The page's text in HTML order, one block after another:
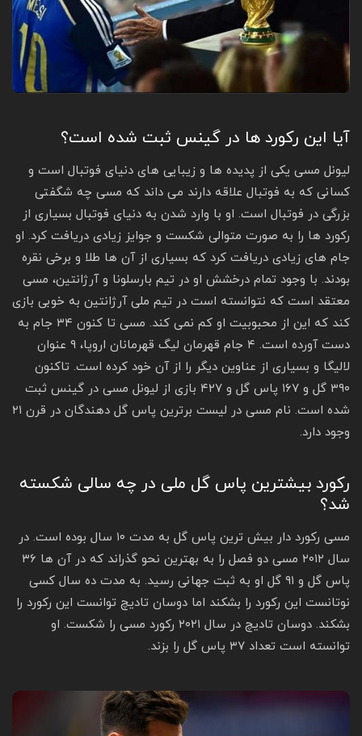
آیا این رکورد ها در گینس ثبت شده است؟
لیونل مسی یکی از پدیده ها و زیبایی های دنیای فوتبال است و
کسانی که به فوتبال علاقه دارند می داند که مسی چه شگفتی
بزرگی در فوتبال است. او با وارد شدن به دنیای فوتبال بسیاری از
رکورد ها را به صورت متوالی شکست و جوایز زیادی دریافت کرد. او
جام های زیادی دریافت کرد که بسیاری از آن ها طلا و برخی نقره
بودند. با وجود تمام درخشش او در تیم بارسلونا و آرژانتین، مسی
معتقد است که نتوانسته است در تیم ملی آرژانتین به خوبی بازی
کند که این از محبوبیت او کم نمی کند. مسی تا کنون ۳۴ جام به
دست آورده است. ۴ جام قهرمان لیگ قهرمانان اروپا، ۹ عنوان
لالیگا و بسیاری از عناوین دیگر را از آن خود کرده است. تاکنون
۳۹۰ گل و ۱۶۷ پاس گل و ۴۲۷ بازی از لیونل مسی در گینس ثبت
شده است. نام مسی در لیست برترین پاس گل دهندگان در قرن ۲۱
وجود دارد.
رکورد بیشترین پاس گل ملی در چه سالی شکسته
شد؟
مسی رکورد دار بیش ترین پاس گل به مدت ۱۰ سال بوده است. در
سال ۲۰۱۲ مسی دو فصل را به بهترین نحو گذراند که در آن ها ۳۶
پاس گل و ۹۱ گل او به ثبت جهانی رسید. به مدت ده سال کسی
نوتانست این رکورد را بشکند اما دوسان تادیچ توانست این رکورد را
بشکند. دوسان تادیچ در سال ۲۰۲۱ رکورد مسی را شکست. او
توانسته است تعداد ۳۷ پاس گل را بزند.